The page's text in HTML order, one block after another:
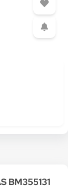
BM355131